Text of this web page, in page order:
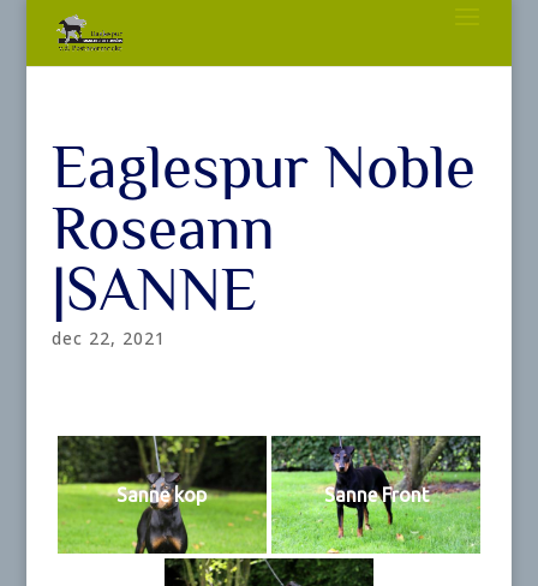
Eaglespur Noble
Roseann
|SANNE
dec 22, 2021
Sanne kop Sanne Front